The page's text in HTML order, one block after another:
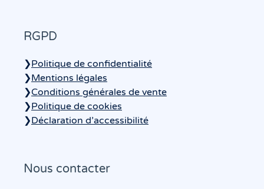
RGPD
❯Politique de confidentialité
❯Mentions légales
❯Conditions générales de vente
❯Politique de cookies
❯Déclaration d’accessibilité
Nous contacter